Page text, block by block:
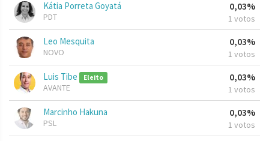
Kátia Porreta Goyatá
PDT
0,03%
1 votos
Leo Mesquita
NOVO
0,03%
1 votos
Luis Tibe Eleito
AVANTE
0,03%
1 votos
Marcinho Hakuna
PSL
0,03%
1 votos